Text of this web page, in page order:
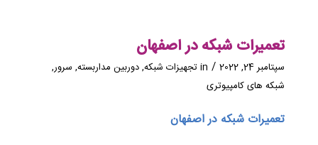
تعمیرات شبکه در اصفهان
سپتامبر 24, 2022 /
inتجهیزات شبکه,دوربین مداربسته, سرور,
شبکه های کامپیوتری
تعمیرات شبکه در اصفهان